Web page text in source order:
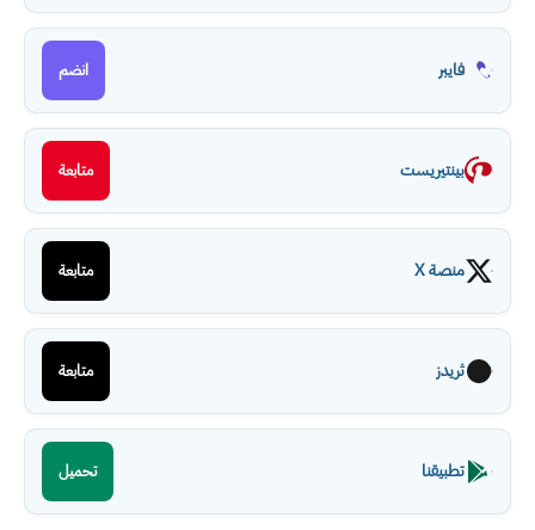
فايبر انضم
بينتيريست متابعة
منصة X متابعة
ثريدز متابعة
تطبيقنا تحميل